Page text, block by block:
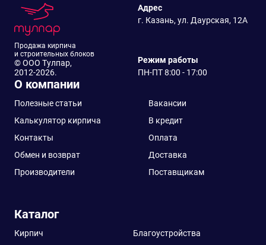
Продажа кирпича
и строительных блоков
© ООО Тулпар,
2012-2026.
Адрес
г. Казань, ул. Даурская, 12А
Режим работы
ПН-ПТ 8:00 - 17:00
О компании
Полезные статьи
Вакансии
Калькулятор кирпича
В кредит
Контакты
Оплата
Обмен и возврат
Доставка
Производители
Поставщикам
Каталог
Кирпич
Благоустройства